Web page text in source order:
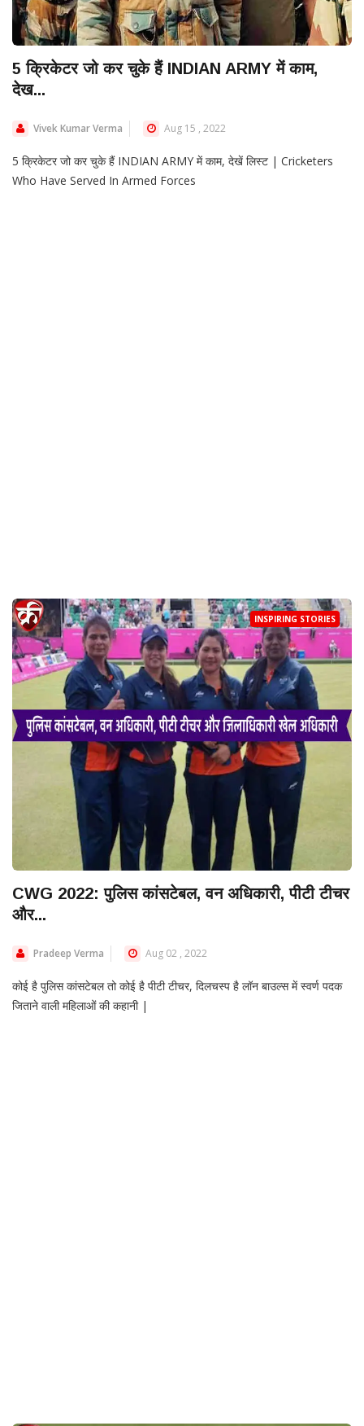
5 क्रिकेटर जो कर चुके हैं INDIAN ARMY में काम,
देख...
Vivek Kumar Verma Aug 15 , 2022
5 क्रिकेटर जो कर चुके हैं INDIAN ARMY में काम, देखें लिस्ट | Cricketers
Who Have Served In Armed Forces
INSPIRING STORIES
CWG 2022: पुलिस कांसटेबल, वन अधिकारी, पीटी टीचर
और...
Pradeep Verma Aug 02 , 2022
कोई है पुलिस कांसटेबल तो कोई है पीटी टीचर, दिलचस्प है लॉन बाउल्स में स्वर्ण पदक
जिताने वाली महिलाओं की कहानी |